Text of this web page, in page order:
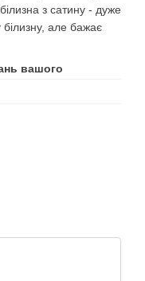
з сатину - дуже
але бажає
вашого